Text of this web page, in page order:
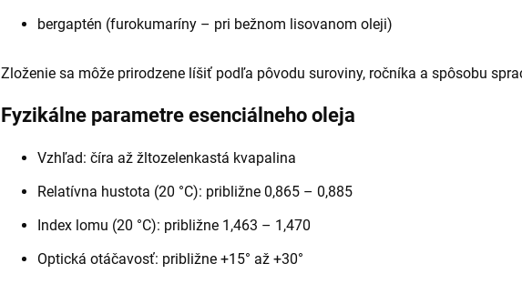
bergaptén (furokumaríny – pri bežnom lisovanom oleji)
Zloženie sa môže prirodzene líšiť podľa pôvodu suroviny, ročníka a spôsobu
Fyzikálne parametre esenciálneho oleja
Vzhľad: číra až žltozelenkastá kvapalina
Relatívna hustota (20 °C): približne 0,865 – 0,885
Index lomu (20 °C): približne 1,463 – 1,470
Optická otáčavosť: približne +15° až +30°